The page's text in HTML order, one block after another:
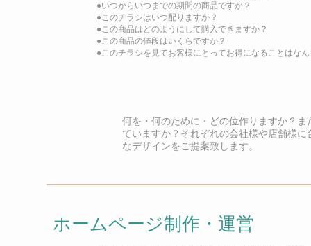
●いつからいつまでの期間の商品ですか？
●このチラシはいつ配りますか？
●この商品はどのようにして購入できますか？
●この商品の値段はいくらですか？
●このチラシを見てお客様にとってお得になることはな
何を・何のために・どの位作りますか？
ていますか？それぞれの会社様や店舗様
なデザインをご提案致します。
ホームページ制作・運営